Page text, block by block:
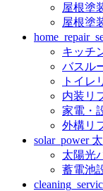
屋根塗
屋根塗
キッチ
バスル
トイレ
内装リ
家電・
外構リ
solar_power
太陽光
蓄電池